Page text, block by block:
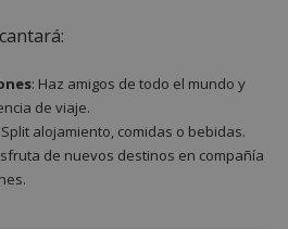
: Haz amigos de todo el mundo y
de viaje.
Split alojamiento, comidas o bebidas.
de nuevos destinos en compañía